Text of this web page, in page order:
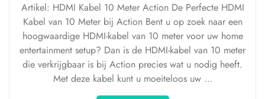
Artikel: HDMI Kabel 10 Meter Action De Perfecte HDMI
Kabel van 10 Meter bij Action Bent u op zoek naar een
hoogwaardige HDMI-kabel van 10 meter voor uw home
entertainment setup? Dan is de HDMI-kabel van 10 meter
die verkrijgbaar is bij Action precies wat u nodig heeft.
Met deze kabel kunt u moeiteloos uw …